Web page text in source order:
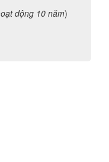
động 10 năm)